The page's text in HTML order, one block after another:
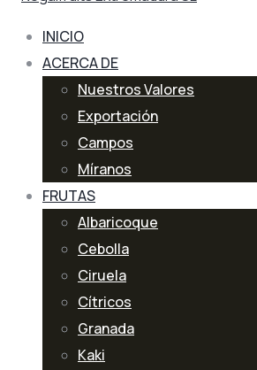
INICIO
ACERCA DE
Nuestros Valores
Exportación
Campos
Míranos
FRUTAS
Albaricoque
Cebolla
Ciruela
Cítricos
Granada
Kaki